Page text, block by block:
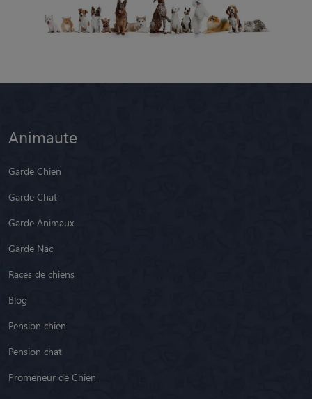
Animaute
Garde Chien
Garde Chat
Garde Animaux
Garde Nac
Races de chiens
Blog
Pension chien
Pension chat
Promeneur de Chien